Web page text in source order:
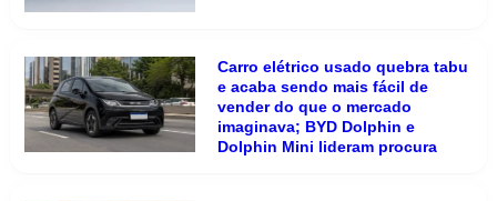
Carro elétrico usado quebra tabu
e acaba sendo mais fácil de
vender do que o mercado
imaginava; BYD Dolphin e
Dolphin Mini lideram procura